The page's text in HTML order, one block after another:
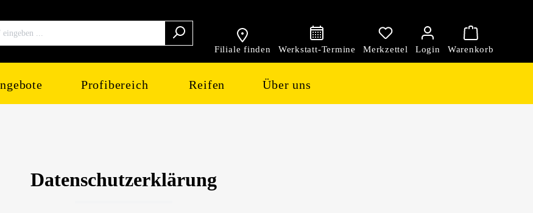
Filiale finden
Profibereich Reifen Über uns
Datenschutzerklärung